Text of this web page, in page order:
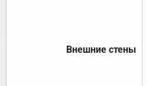
Внешние стены